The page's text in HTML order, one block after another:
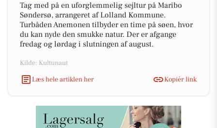
Tag med på en uforglemmelig sejltur på Maribo
Søndersø, arrangeret af Lolland Kommune.
Turbåden Anemonen tilbyder en time på søen, hvor
du kan nyde den smukke natur. Der er afgange
fredag og lørdag i slutningen af august.
Kilde: Kultunaut
Læs hele artiklen her
Kopiér link